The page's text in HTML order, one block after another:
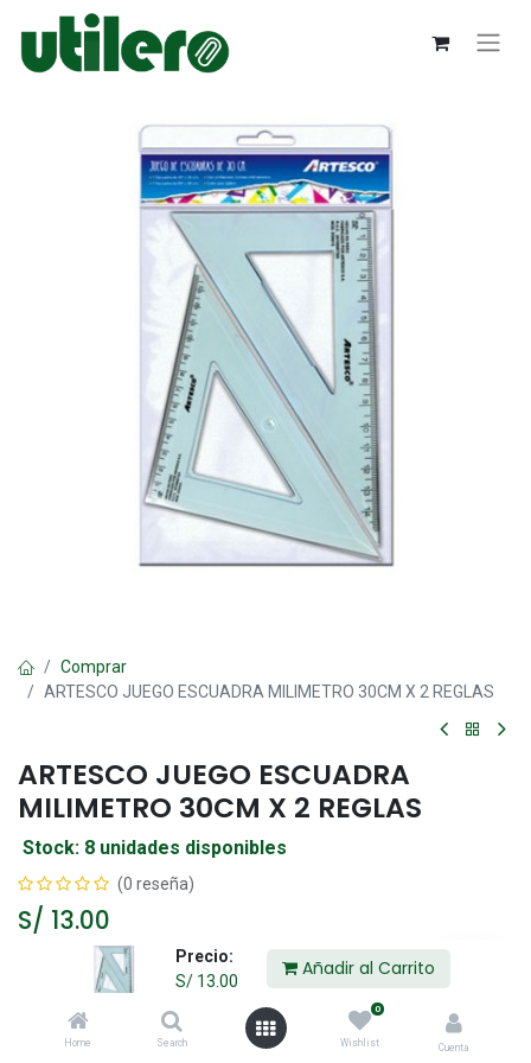
Precio:
S/ 13.00
Añadir al Carrito
Home Search
0
Wishlist Cuenta
Comprar
ARTESCO JUEGO ESCUADRA MILIMETRO 30CM X 2 REGLAS
ARTESCO JUEGO ESCUADRA
MILIMETRO 30CM X 2 REGLAS
Stock: 8 unidades disponibles
(0 reseña)
S/ 13.00
Añadir al Carrito
Agregar a la lista de deseos